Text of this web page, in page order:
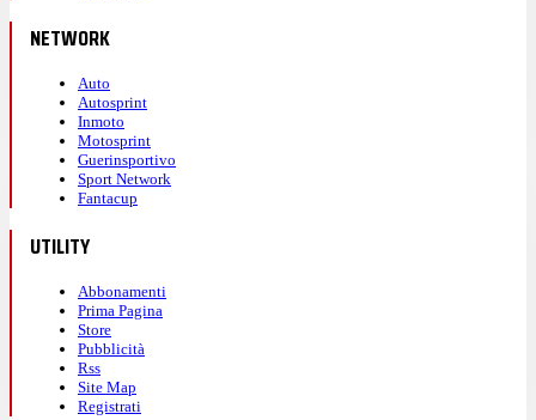
NETWORK
Auto
Autosprint
Inmoto
Motosprint
Guerinsportivo
Sport Network
Fantacup
UTILITY
Abbonamenti
Prima Pagina
Store
Pubblicità
Rss
Site Map
Registrati